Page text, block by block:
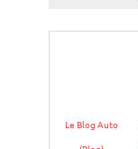
Le Blog Auto